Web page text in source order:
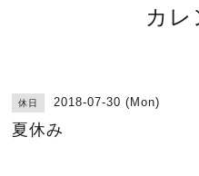
カ
休日 2018-07-30 (Mon)
夏休み